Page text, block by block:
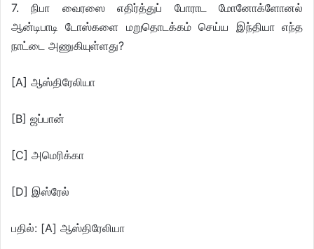
7. நிபா வைரஸை எதிர்த்துப் போராட மோனோக்ளோனல்
ஆன்டிபாடி டோஸ்களை மறுதொடக்கம் செய்ய இந்தியா எந்த
நாட்டை அணுகியுள்ளது?
[A] ஆஸ்திரேலியா
[B] ஜப்பான்
[C] அமெரிக்கா
[D] இஸ்ரேல்
பதில்: [A] ஆஸ்திரேலியா